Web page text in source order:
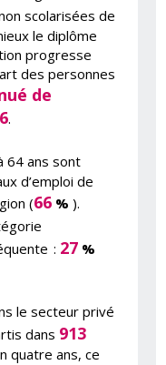
scolarisées de
le diplôme
progresse
des personnes
de
.
64 ans sont
d’emploi de
(66 % ).
: 27 %
le secteur privé
dans 913
quatre ans, ce